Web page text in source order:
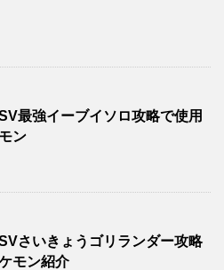
最強イーブイソロ攻略で使用
ン
さいきょうゴリランダー攻略
モン紹介